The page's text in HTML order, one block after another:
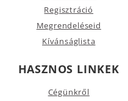
Regisztráció
Megrendeléseid
Kívánságlista
HASZNOS LINKEK
Cégünkről